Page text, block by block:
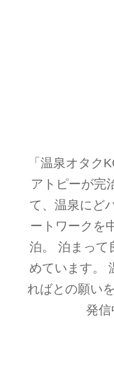
「温泉オタク
アトピーが完
て、温泉にど
ートワークを
泊。 泊まって
めています。
ればとの願い
発信